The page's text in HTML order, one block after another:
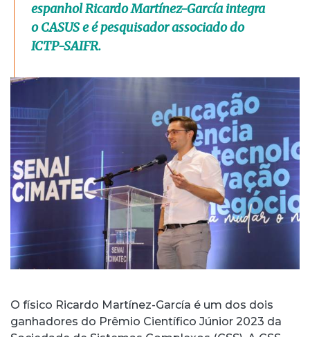
espanhol Ricardo Martínez-García integra
o CASUS e é pesquisador associado do
ICTP-SAIFR.
O físico Ricardo Martínez-García é um dos dois
ganhadores do Prêmio Científico Júnior 2023 da